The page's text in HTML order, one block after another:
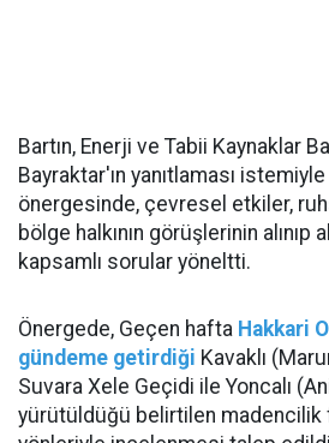
Bartın, Enerji ve Tabii Kaynaklar
Bayraktar'ın yanıtlaması
önergesinde, çevresel etkiler,
bölge halkının görüşlerinin alınıp
kapsamlı sorular yöneltti.
Önergede, Geçen hafta Hakkari
gündeme getirdiği Kavaklı
Suvara Xele Geçidi ile Yoncalı
yürütüldüğü belirtilen madencilik